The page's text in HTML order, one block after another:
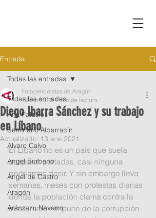
Entrada
Todas las entradas
Ana Palacios
Seminario Albarracín
Alvaro Calvo
Angel Burbano
Angel de Castro
Aragón
Aránzazu Navarro
Todas las entradas
Diego Ibarra Sánchez y su trabajo
en Líbano
Fotoperiodistas de Aragón
16 feb 2020 1 min de lectura
Actualizado: 13 ene 2021
El Líbano no es un país que suela
acaparar portadas, casi ninguna
podríamos decir. Y sin embargo lleva
semanas, meses con protestas diarias
donde la población clama contra la
instauración impune de la corrupción